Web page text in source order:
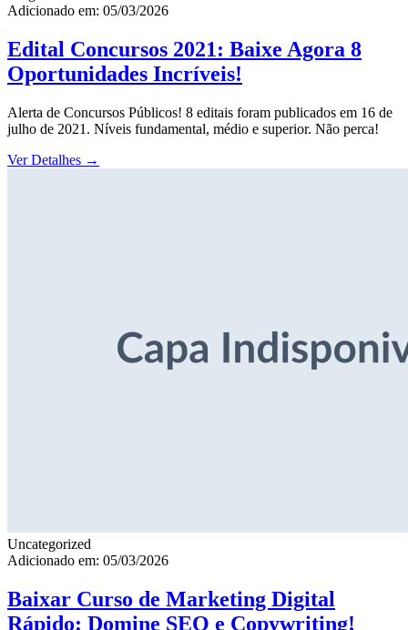
Adicionado em: 05/03/2026
Edital Concursos 2021: Baixe Agora 8
Oportunidades Incríveis!
Alerta de Concursos Públicos! 8 editais foram publicados em 16 de
julho de 2021. Níveis fundamental, médio e superior. Não perca!
Ver Detalhes →
Uncategorized
Adicionado em: 05/03/2026
Baixar Curso de Marketing Digital
Rápido: Domine SEO e Copywriting!